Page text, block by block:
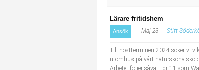
Lärare fritidshem
Ansök Maj 23 Stift
Till höstterminen 2024 söker vi
utomhus på vårt natursköna
Arbetet följer såväl Lgr 11 som